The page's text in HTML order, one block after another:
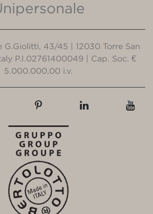
G.Giolitti, 43/45 | 12030 Torre San
P.I.02761400049 | Cap. Soc. €
5.000.000,00 i.v.